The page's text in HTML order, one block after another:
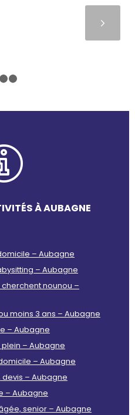
À AUBAGNE
– Aubagne
– Aubagne
nounou –
moins 3 ans – Aubagne
– Aubagne
– Aubagne
– Aubagne
– Aubagne
– Aubagne
senior – Aubagne